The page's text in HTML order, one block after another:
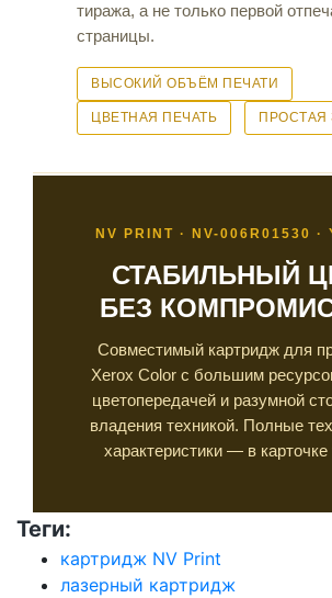
тиража, а не только первой
страницы.
ВЫСОКИЙ ОБЪЁМ ПЕЧАТИ
ЦВЕТНАЯ ПЕЧАТЬ ПРОСТАЯ
NV PRINT · NV-006R01530 ·
СТАБИЛЬНЫЙ
БЕЗ
Совместимый картридж для
Xerox Color с большим
цветопередачей и разумной
владения техникой. Полные
характеристики — в карточке
Теги:
картридж NV Print
лазерный картридж